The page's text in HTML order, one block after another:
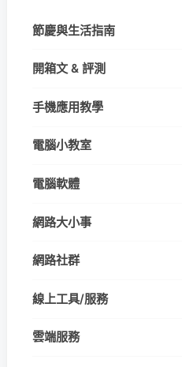
節慶與生活指南
開箱文 & 評測
手機應用教學
電腦小教室
電腦軟體
網路大小事
網路社群
線上工具/服務
雲端服務